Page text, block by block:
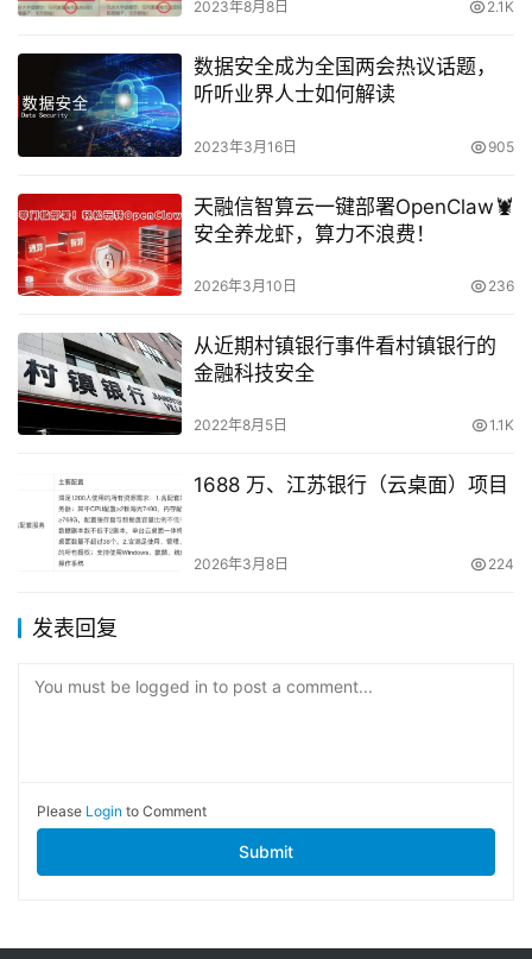
2023年8月8日 2.1K
数据安全成为全国两会热议话题，
听听业界人士如何解读
2023年3月16日 905
天融信智算云一键部署OpenClaw🦞
安全养龙虾，算力不浪费！
2026年3月10日 236
从近期村镇银行事件看村镇银行的
金融科技安全
2022年8月5日 1.1K
1688 万、江苏银行（云桌面）项目
2026年3月8日 224
发表回复
You must be logged in to post a comment...
Please Login to Comment
Submit